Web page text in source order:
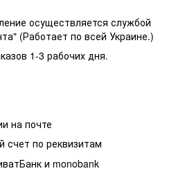
осуществляется службой
(Работает по всей Украине.)
1-3 рабочих дня.
на почте
счет по реквизитам
и monobank